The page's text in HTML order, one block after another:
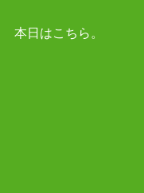
本日はこちら。